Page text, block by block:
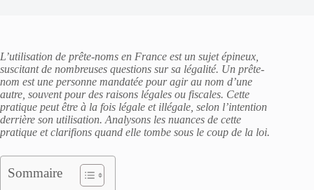
L’utilisation de prête-noms en France est un sujet épineux,
suscitant de nombreuses questions sur sa légalité. Un prête-
nom est une personne mandatée pour agir au nom d’une
autre, souvent pour des raisons légales ou fiscales. Cette
pratique peut être à la fois légale et illégale, selon l’intention
derrière son utilisation. Analysons les nuances de cette
pratique et clarifions quand elle tombe sous le coup de la loi.
Sommaire